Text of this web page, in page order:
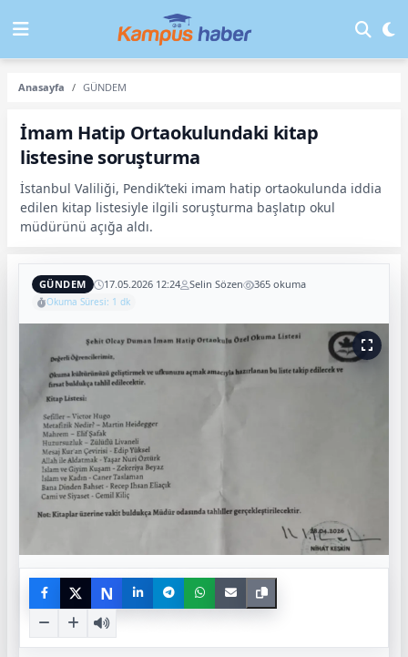
Anasayfa GÜNDEM
İmam Hatip Ortaokulundaki kitap
listesine soruşturma
İstanbul Valiliği, Pendik’teki imam hatip ortaokulunda iddia
edilen kitap listesiyle ilgili soruşturma başlatıp okul
müdürünü açığa aldı.
GÜNDEM 17.05.2026 12:24 Selin Sözen 365 okuma
Okuma Süresi: 1 dk
N